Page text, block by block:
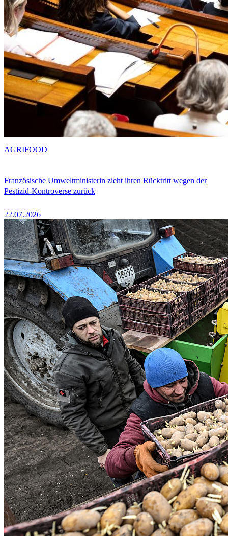
Französische Umweltministerin zieht ihren Rücktritt wegen der
Pestizid-Kontroverse zurück
22.07.2026
AGRIFOOD